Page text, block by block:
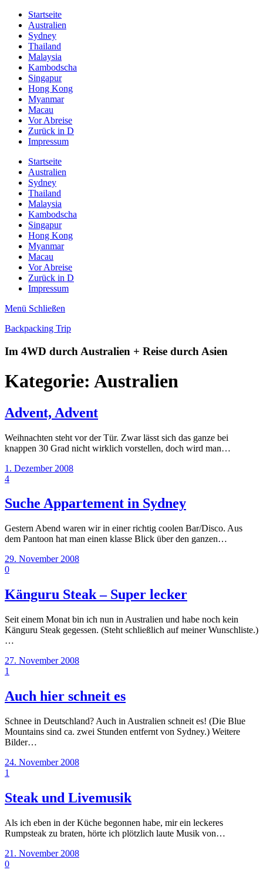
Startseite
Australien
Sydney
Thailand
Malaysia
Kambodscha
Singapur
Hong Kong
Myanmar
Macau
Vor Abreise
Zurück in D
Impressum
Startseite
Australien
Sydney
Thailand
Malaysia
Kambodscha
Singapur
Hong Kong
Myanmar
Macau
Vor Abreise
Zurück in D
Impressum
Menü Schließen
Backpacking Trip
Im 4WD durch Australien + Reise durch Asien
Kategorie: Australien
Advent, Advent
Weihnachten steht vor der Tür. Zwar lässt sich das ganze bei
knappen 30 Grad nicht wirklich vorstellen, doch wird man…
1. Dezember 2008
4
Suche Appartement in Sydney
Gestern Abend waren wir in einer richtig coolen Bar/Disco. Aus
dem Pantoon hat man einen klasse Blick über den ganzen…
29. November 2008
0
Känguru Steak – Super lecker
Seit einem Monat bin ich nun in Australien und habe noch kein
Känguru Steak gegessen. (Steht schließlich auf meiner Wunschliste.)
…
27. November 2008
1
Auch hier schneit es
Schnee in Deutschland? Auch in Australien schneit es! (Die Blue
Mountains sind ca. zwei Stunden entfernt von Sydney.) Weitere
Bilder…
24. November 2008
1
Steak und Livemusik
Als ich eben in der Küche begonnen habe, mir ein leckeres
Rumpsteak zu braten, hörte ich plötzlich laute Musik von…
21. November 2008
0